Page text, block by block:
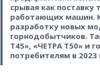
срывая как
работающих машин.
разработку новых
горнодобытчиков.
Т45», «ЧЕТРА Т50» и
потребителям в 2023